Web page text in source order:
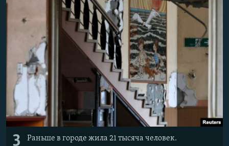
3 Раньше в городе жила 21 тысяча человек.